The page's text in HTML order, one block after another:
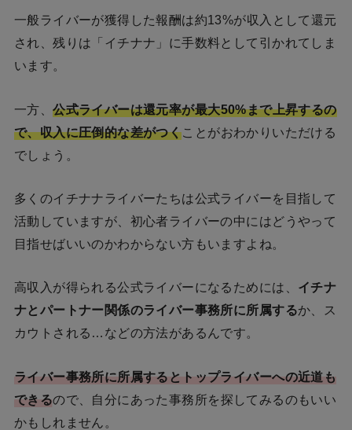
一般ライバーが獲得した報酬は約13%が収入として還元
され、残りは「イチナナ」に手数料として引かれてしま
います。
一方、公式ライバーは還元率が最大50%まで上昇するの
で、収入に圧倒的な差がつくことがおわかりいただける
でしょう。
多くのイチナナライバーたちは公式ライバーを目指して
活動していますが、初心者ライバーの中にはどうやって
目指せばいいのかわからない方もいますよね。
高収入が得られる公式ライバーになるためには、 イチナ
ナとパートナー関係のライバー事務所に所属するか、ス
カウトされる…などの方法があるんです。
ライバー事務所に所属するとトップライバーへの近道も
できるので、自分にあった事務所を探してみるのもいい
かもしれません。